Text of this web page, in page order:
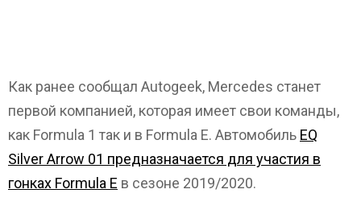
Как ранее сообщал Autogeek, Mercedes станет
первой компанией, которая имеет свои команды,
как Formula 1 так и в Formula E. Автомобиль EQ
Silver Arrow 01 предназначается для участия в
гонках Formula E в сезоне 2019/2020.